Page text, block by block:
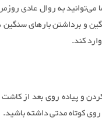
به روال عادی
و برداشتن بارهای
کند.
و پیاده روی بعد از کاشت
کوتاه مدتی داشته باشید.